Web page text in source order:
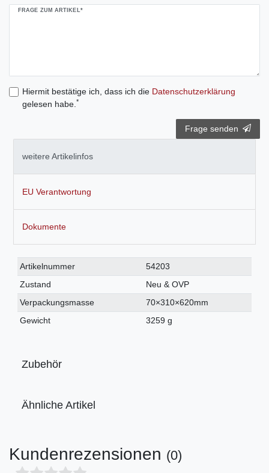
FRAGE ZUM ARTIKEL*
Hiermit bestätige ich, dass ich die Daten­schutz­erklärung
gelesen habe. *
Frage senden
weitere Artikelinfos
EU Verantwortung
Dokumente
Technisches
Merkmal
Wert
Artikelnummer
54203
Zustand
Neu & OVP
Verpackungsmasse
70×310×620mm
Gewicht
3259 g
Zubehör
Ähnliche Artikel
Kundenrezensionen (0)